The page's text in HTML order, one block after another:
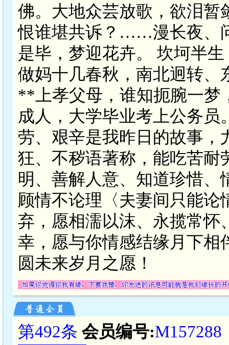
佛。大地众芸放歌，欲泪暂
恨谁堪共诉？……漫长夜、
是毕，梦迎花卉。 坎坷半
做妈十几春秋，南北迥转、
**上孝父母，谁知扼腕一梦
成人，大学毕业考上公务
劳、艰辛是我昨日的故事，
狂、不秽语著称，能吃苦耐
明、善解人意、知道珍惜
顾情不论理〈夫妻间只能
弃，愿相濡以沫、永揽常怀
幸，愿与你情感结缘月下相
圆未来岁月之愿！
第492条 会员编号:M157288